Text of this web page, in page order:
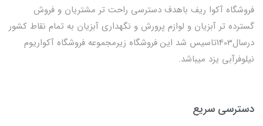
فروشگاه آکوا ریف باهدف دسترسی راحت تر مشتریان و فروش
گسترده تر آبزیان و لوازم پرورش و نگهداری آبزیان به تمام نقاط کشور
درسال1403تاسیس شد این فروشگاه زیرمجموعه فروشگاه آکواریوم
نیلوفرآبی یزد میباشد.
دسترسی سریع